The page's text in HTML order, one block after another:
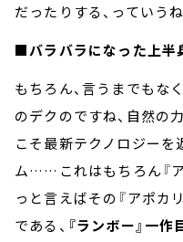
だったりする、っていうね
■バラバラになった上半
もちろん、言うまでもな
のデクのですね、自然の
こそ最新テクノロジーを
ム……これはもちろん『ア
っと言えばその『アポカ
である、 『ランボー』一作